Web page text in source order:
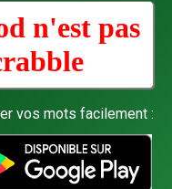
n'est pas
vos mots facilement :